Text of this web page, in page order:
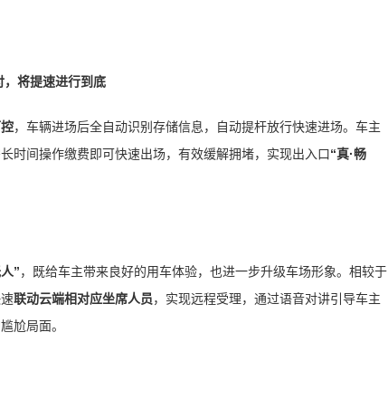
，将提速进行到底
，车辆进场后全自动识别存储信息，自动提杆放行快速进场。车主
时间操作缴费即可快速出场，有效缓解拥堵，实现出入口“真·畅
”，既给车主带来良好的用车体验，也进一步升级车场形象。相较于
联动云端相对应坐席人员，实现远程受理，通过语音对讲引导车主
尬局面。